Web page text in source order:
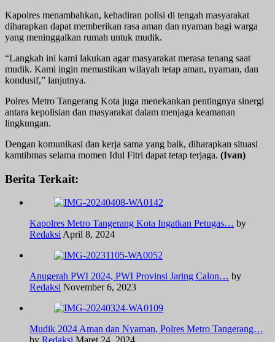
Kapolres menambahkan, kehadiran polisi di tengah masyarakat
diharapkan dapat memberikan rasa aman dan nyaman bagi warga
yang meninggalkan rumah untuk mudik.
“Langkah ini kami lakukan agar masyarakat merasa tenang saat
mudik. Kami ingin memastikan wilayah tetap aman, nyaman, dan
kondusif,” lanjutnya.
Polres Metro Tangerang Kota juga menekankan pentingnya sinergi
antara kepolisian dan masyarakat dalam menjaga keamanan
lingkungan.
Dengan komunikasi dan kerja sama yang baik, diharapkan situasi
kamtibmas selama momen Idul Fitri dapat tetap terjaga. (Ivan)
Berita Terkait:
Kapolres Metro Tangerang Kota Ingatkan Petugas… by
Redaksi April 8, 2024
Anugerah PWI 2024, PWI Provinsi Jaring Calon… by
Redaksi November 6, 2023
Mudik 2024 Aman dan Nyaman, Polres Metro Tangerang…